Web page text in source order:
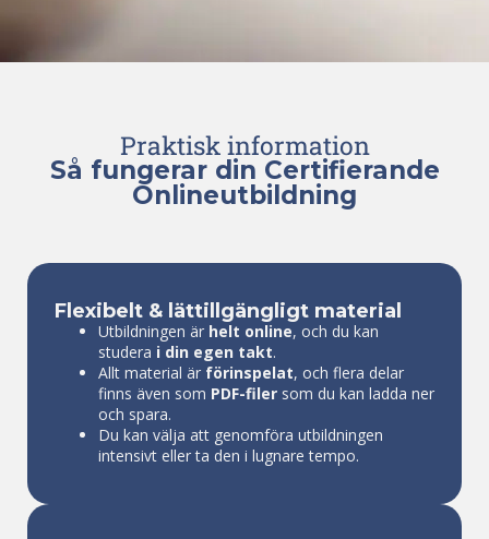
Praktisk information
Så fungerar din Certifierande
Onlineutbildning
Flexibelt & lättillgängligt material
Utbildningen är helt online, och du kan
studera i din egen takt.
Allt material är förinspelat, och flera delar
finns även som PDF-filer som du kan ladda ner
och spara.
Du kan välja att genomföra utbildningen
intensivt eller ta den i lugnare tempo.